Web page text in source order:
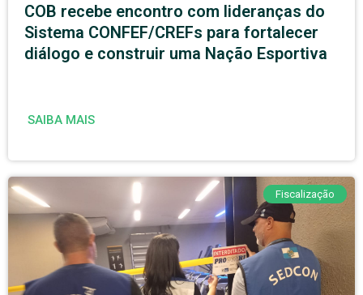
COB recebe encontro com lideranças do
Sistema CONFEF/CREFs para fortalecer
diálogo e construir uma Nação Esportiva
SAIBA MAIS
Fiscalização